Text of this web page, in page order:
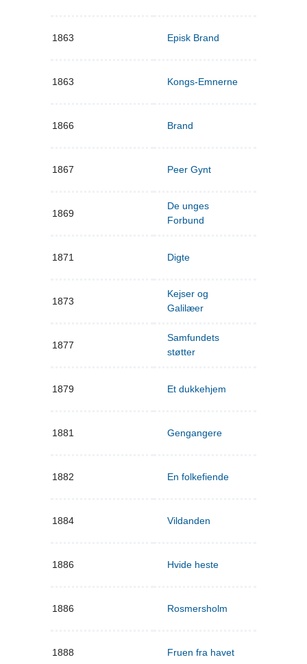
1863 Episk Brand
1863 Kongs-Emnerne
1866 Brand
1867 Peer Gynt
1869
De unges
Forbund
1871 Digte
1873
Kejser og
Galilæer
1877
Samfundets
støtter
1879 Et dukkehjem
1881 Gengangere
1882 En folkefiende
1884 Vildanden
1886 Hvide heste
1886 Rosmersholm
1888 Fruen fra havet